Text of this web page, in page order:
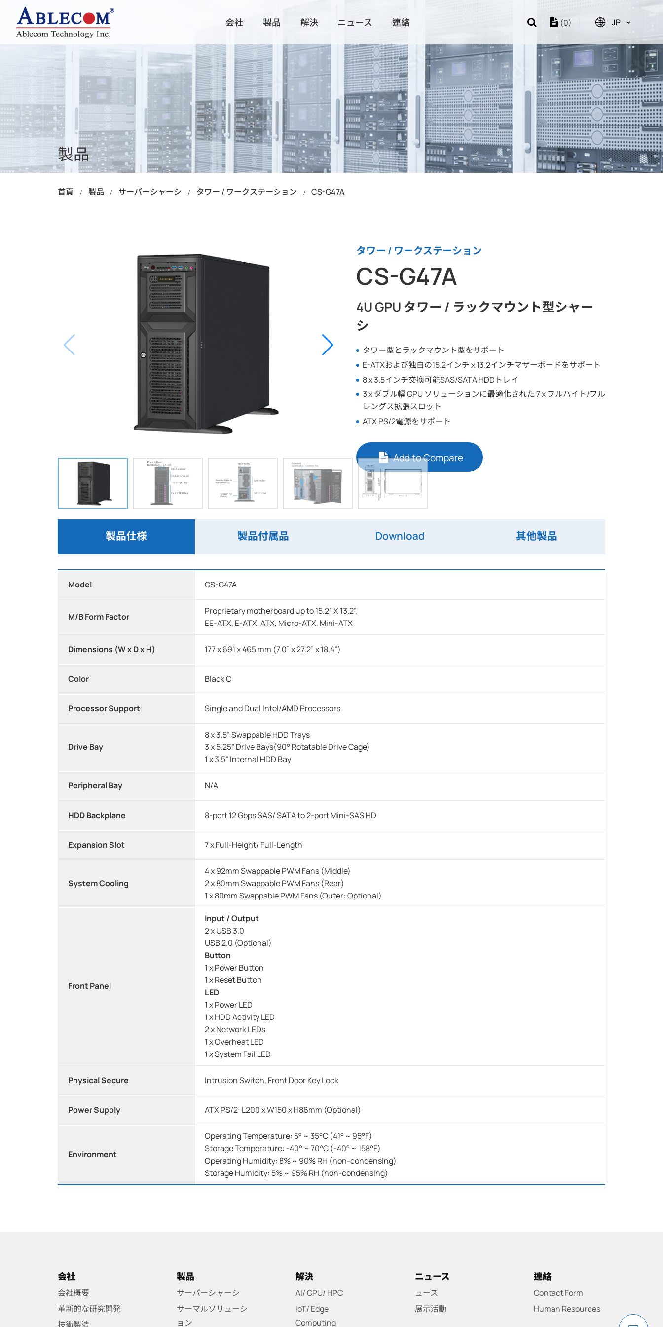
会社
革新的な研究開発 技術製造 世界的な分布 会社沿革
製品
すべての製品
サーバーシャーシ
ラックマウント
タワー / ワークステーション
エンベデッド
ファンレス
サーマルソリューション
Intel アクティブヒートシンク
Intel パッシブヒートシンク
AMD アクティブヒートシンク
AMD パッシブヒートシンク
製品付属品
Slide Rail
HDD/ Storage Kit
解決
すべての解決
AI/ GPU/ HPC
IoT/ Edge Computing Data Center/ Storage
ニュース
ュース 展示活動
連絡 (0) JP
製品
首頁 製品 サーバーシャーシ タワー / ワークステーション CS-G47A
タワー / ワークステーション
CS-G47A
4U GPU タワー / ラックマウント型シャー
シ
タワー型とラックマウント型をサポート
E-ATXおよび独自の15.2インチ x 13.2インチマザーボードをサポート
8 x 3.5インチ交換可能SAS/SATA HDDトレイ
3 x ダブル幅 GPU ソリューションに最適化された 7 x フルハイト/フル
レングス拡張スロット
ATX PS/2電源をサポート
Add to Compare
製品仕様 製品付属品 Download 其他製品
Model CS-G47A
M/B Form Factor
Proprietary motherboard up to 15.2” X 13.2”,
EE-ATX, E-ATX, ATX, Micro-ATX, Mini-ATX
Dimensions (W x D x H) 177 x 691 x 465 mm (7.0” x 27.2” x 18.4”)
Color Black C
Processor Support Single and Dual Intel/AMD Processors
Drive Bay
8 x 3.5” Swappable HDD Trays
3 x 5.25” Drive Bays(90° Rotatable Drive Cage)
1 x 3.5” Internal HDD Bay
Peripheral Bay N/A
HDD Backplane 8-port 12 Gbps SAS/ SATA to 2-port Mini-SAS HD
Expansion Slot 7 x Full-Height/ Full-Length
System Cooling
4 x 92mm Swappable PWM Fans (Middle)
2 x 80mm Swappable PWM Fans (Rear)
1 x 80mm Swappable PWM Fans (Outer: Optional)
Front Panel
Input / Output
2 x USB 3.0
USB 2.0 (Optional)
Button
1 x Power Button
1 x Reset Button
LED
1 x Power LED
1 x HDD Activity LED
2 x Network LEDs
1 x Overheat LED
1 x System Fail LED
Physical Secure Intrusion Switch, Front Door Key Lock
Power Supply ATX PS/2: L200 x W150 x H86mm (Optional)
Environment
Operating Temperature: 5° ~ 35°C (41° ~ 95°F)
Storage Temperature: -40° ~ 70°C (-40° ~ 158°F)
Operating Humidity: 8% ~ 90% RH (non-condensing)
Storage Humidity: 5% ~ 95% RH (non-condensing)
会社
会社概要
革新的な研究開発
技術製造
製品
サーバーシャーシ
サーマルソリューシ
ョン
解決
AI/ GPU/ HPC
IoT/ Edge
Computing
ニュース
ュース
展示活動
連絡
Contact Form
Human Resources